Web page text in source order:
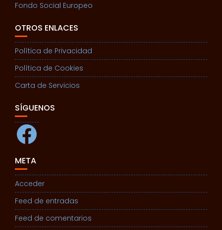
Fondo Social Europeo
OTROS ENLACES
Política de Privacidad
Política de Cookies
Carta de Servicios
SÍGUENOS
Facebook
META
Acceder
Feed de entradas
Feed de comentarios